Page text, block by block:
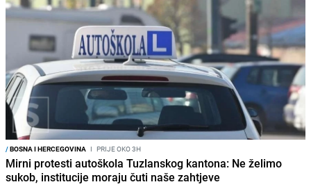
/BOSNA I HERCEGOVINA I PRIJE OKO 3H
Mirni protesti autoškola Tuzlanskog kantona: Ne želimo
sukob, institucije moraju čuti naše zahtjeve